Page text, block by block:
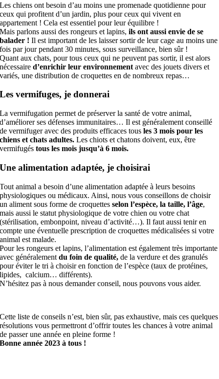
Les chiens ont besoin d’au moins une promenade quotidienne pour
ceux qui profitent d’un jardin, plus pour ceux qui vivent en
appartement ! Cela est essentiel pour leur équilibre !
Mais parlons aussi des rongeurs et lapins, ils ont aussi envie de se
balader !Il est important de les laisser sortir de leur cage au moins une
fois par jour pendant 30 minutes, sous surveillance, bien sûr !
Quant aux chats, pour tous ceux qui ne peuvent pas sortir, il est alors
nécessaired’enrichir leur environnementavec des jouets divers et
variés, une distribution de croquettes en de nombreux repas…
Les vermifuges, je donnerai
La vermifugation permet de préserver la santé de votre animal,
d’améliorer ses défenses immunitaires… Il est généralement conseillé
de vermifuger avec des produits efficaces tousles 3 mois pour les
chiens et chats adultes.Les chiots et chatons doivent, eux, être
vermifugéstous les mois jusqu’à 6 mois.
Une alimentation adaptée, je choisirai
Tout animal a besoin d’une alimentation adaptée à leurs besoins
physiologiques ou médicaux. Ainsi, nous vous conseillons de choisir
un aliment sous forme de croquettesselon l’espèce, la taille, l’âge,
mais aussi le statut physiologique de votre chien ou votre chat
(stérilisation, embonpoint, niveau d’activité…). Il faut aussi tenir en
compte une éventuelle prescription de croquettes médicalisées si votre
animal est malade.
Pour les rongeurs et lapins, l’alimentation est également très importante
avec généralement du foin de qualité, de la verdure et des granulés
pour éviter le tri à choisir en fonction de l’espèce (taux de protéines,
lipides, calcium… différents).
N’hésitez pas à nous demander conseil, nous pouvons vous aider.
Cette liste de conseils n’est, bien sûr, pas exhaustive, mais ces quelques
résolutions vous permettront d’offrir toutes les chances à votre animal
de passer une année en pleine forme !
Bonne année 2023 à tous !